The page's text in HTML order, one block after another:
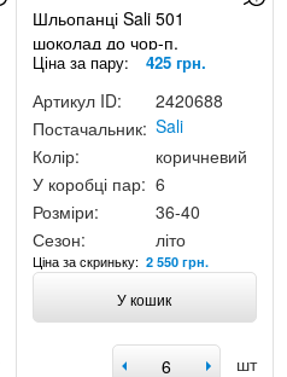
Шльопанці Sali 501
шоколад до чор-п.
Ціна за пару: 425 грн.
Артикул ID:
2420688
Постачальник: Sali
Колір:
коричневий
У коробці пар: 6
Розміри:
36-40
Сезон:
літо
Ціна за скриньку:2 550 грн.
У кошик
шт